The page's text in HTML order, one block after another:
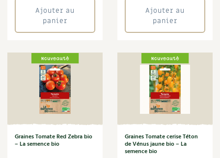
Ajouter au
panier
Ajouter au
panier
Graines Tomate Red Zebra bio
– La semence bio
Graines Tomate cerise Téton
de Vénus jaune bio – La
semence bio